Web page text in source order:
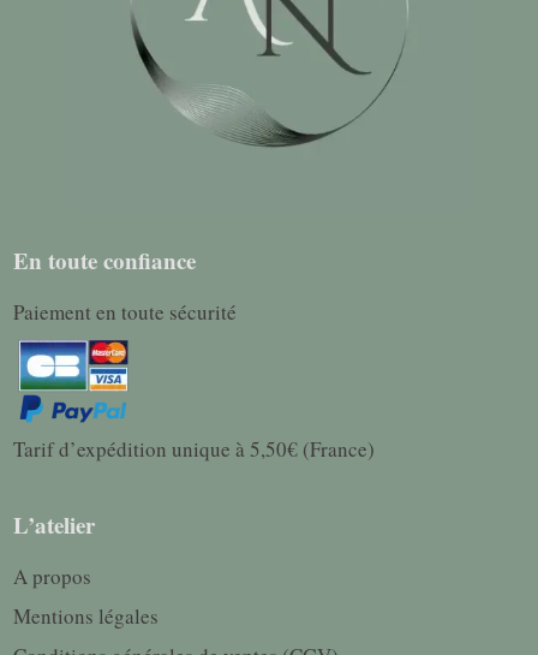
En toute confiance
Paiement en toute sécurité
Tarif d’expédition unique à 5,50€ (France)
L’atelier
A propos
Mentions légales